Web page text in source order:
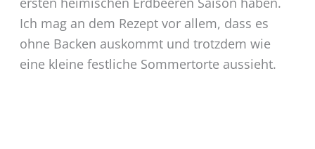
Ich mag an dem Rezept vor allem, dass es
ohne Backen auskommt und trotzdem wie
eine kleine festliche Sommertorte aussieht.